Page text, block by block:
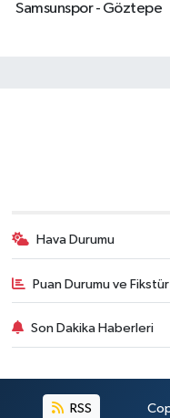
Samsunspor - Göztepe
Hava Durumu
Puan Durumu ve Fikstür
Son Dakika Haberleri
RSS